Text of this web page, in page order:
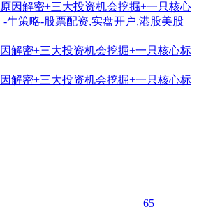
解密+三大投资机会挖掘+一只核心标
解密+三大投资机会挖掘+一只核心标
65